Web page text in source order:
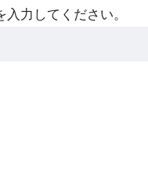
力してください。